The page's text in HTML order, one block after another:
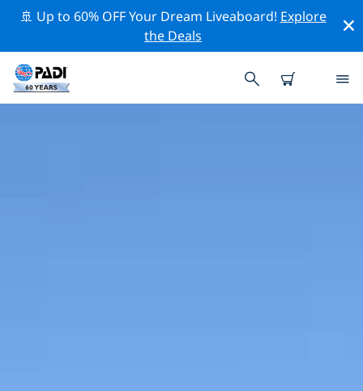
🚢 Up to 60% OFF Your Dream Liveaboard! Explore
the Deals